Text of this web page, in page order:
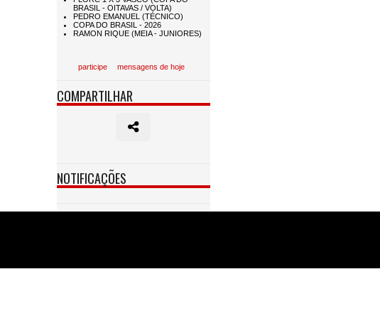
participe mensagens de hoje
COMPARTILHAR
NOTIFICAÇÕES